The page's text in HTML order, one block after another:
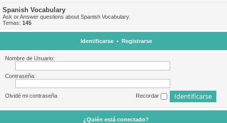
Spanish Vocabulary
Ask or Answer questions about Spanish Vocabulary.
Temas: 145
Identificarse• Registrarse
Nombre de Usuario:
Contraseña:
Olvidé mi contraseña Recordar
¿Quién está conectado?